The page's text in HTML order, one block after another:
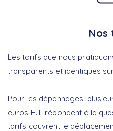
Nos
Les tarifs que nous
transparents et identiques
Pour les dépannages,
euros H.T. répondent à la
tarifs couvrent le